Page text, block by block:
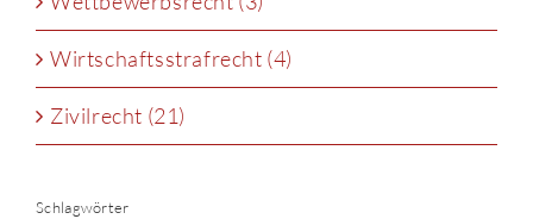
Wirtschaftsstrafrecht (4)
Zivilrecht (21)
Schlagwörter